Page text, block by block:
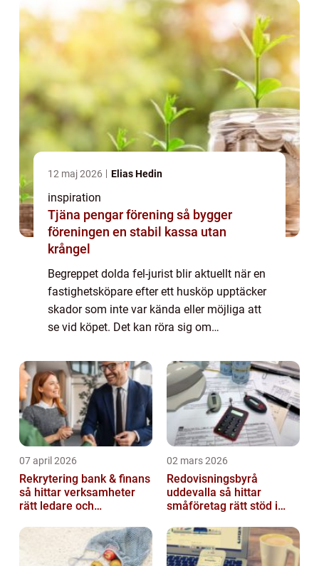
12 maj 2026 Elias Hedin
inspiration
Tjäna pengar förening så bygger
föreningen en stabil kassa utan
krångel
Begreppet dolda fel-jurist blir aktuellt när en
fastighetsköpare efter ett husköp upptäcker
skador som inte var kända eller möjliga att
se vid köpet. Det kan röra sig om
07 april 2026
Rekrytering bank & finans
så hittar verksamheter
rätt ledare och
02 mars 2026
Redovisningsbyrå
uddevalla så hittar
småföretag rätt stöd i